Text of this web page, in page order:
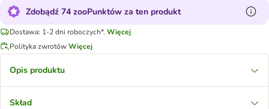
Zdobądź 74 zooPunktów za ten produkt
Dostawa: 1-2 dni roboczych*. Więcej
Polityka zwrotówWięcej
Opis produktu
Skład